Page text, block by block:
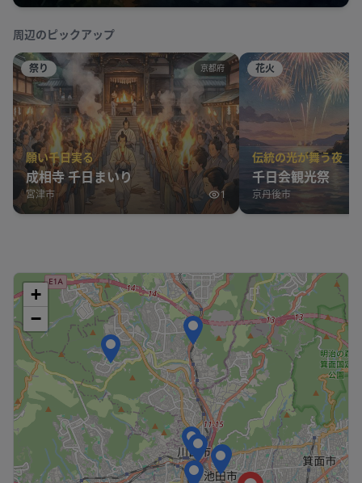
周辺のピックアップ
祭り 京都府
願い千日実る
成相寺 千日まいり
宮津市 1
花火
伝統の光が舞う夜
千日会観光祭
京丹後市
+
−